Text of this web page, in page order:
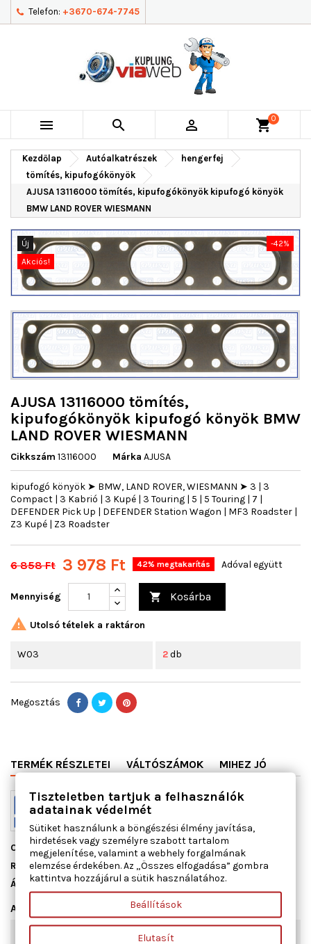
Telefon: +3670-674-7745
   shopping_cart0
Kezdőlap Autóalkatrészek
hengerfej
tömítés, kipufogókönyök
AJUSA 13116000 tömítés, kipufogókönyök kipufogó könyök
BMW LAND ROVER WIESMANN
Új
-42%
Akciós!
AJUSA 13116000 tömítés,
kipufogókönyök kipufogó könyök BMW
LAND ROVER WIESMANN
Cikkszám 13116000 Márka AJUSA
kipufogó könyök ➤ BMW, LAND ROVER, WIESMANN ➤ 3 | 3
Compact | 3 Kabrió | 3 Kupé | 3 Touring | 5 | 5 Touring | 7 |
DEFENDER Pick Up | DEFENDER Station Wagon | MF3 Roadster |
Z3 Kupé | Z3 Roadster
6 858 Ft 3 978 Ft 42% megtakarítás Adóval együtt
Mennyiség  Kosárba
 Utolsó tételek a raktáron
W03 2db
Megosztás
TERMÉK RÉSZLETEI VÁLTÓSZÁMOK MIHEZ JÓ
Cikkszám13116000
Raktáron2 db
Állapot Új
Adatlap
54
Tiszteletben tartjuk a felhasználók
adatainak védelmét
Sütiket használunk a böngészési élmény javítása,
hirdetések vagy személyre szabott tartalom
megjelenítése, valamint a webhely forgalmának
elemzése érdekében. Az „Összes elfogadása” gombra
kattintva hozzájárul a sütik használatához.
Beállítások
Elutasít